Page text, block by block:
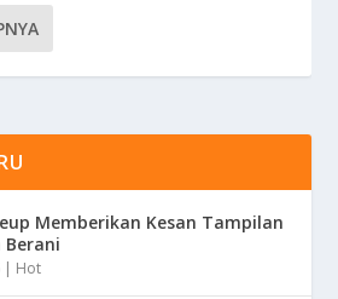
Memberikan Kesan Tampilan
Berani
| Hot